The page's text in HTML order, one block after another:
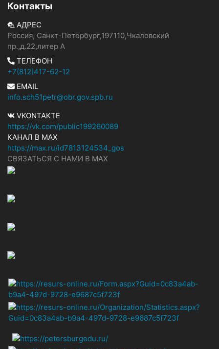
Контакты
АДРЕС
Россия, Санкт-Петербург,197110,Чкаловский
пр.,д.22,литер А
ТЕЛЕФОН
+7(812)417-62-12
EMAIL
info.sch51petr@obr.gov.spb.ru
VKONTAKTE
https://vk.com/public199260089
КАНАЛ В MAX
https://max.ru/id7813124534_gos
СВЯЗАТЬСЯ С НАМИ В МАХ